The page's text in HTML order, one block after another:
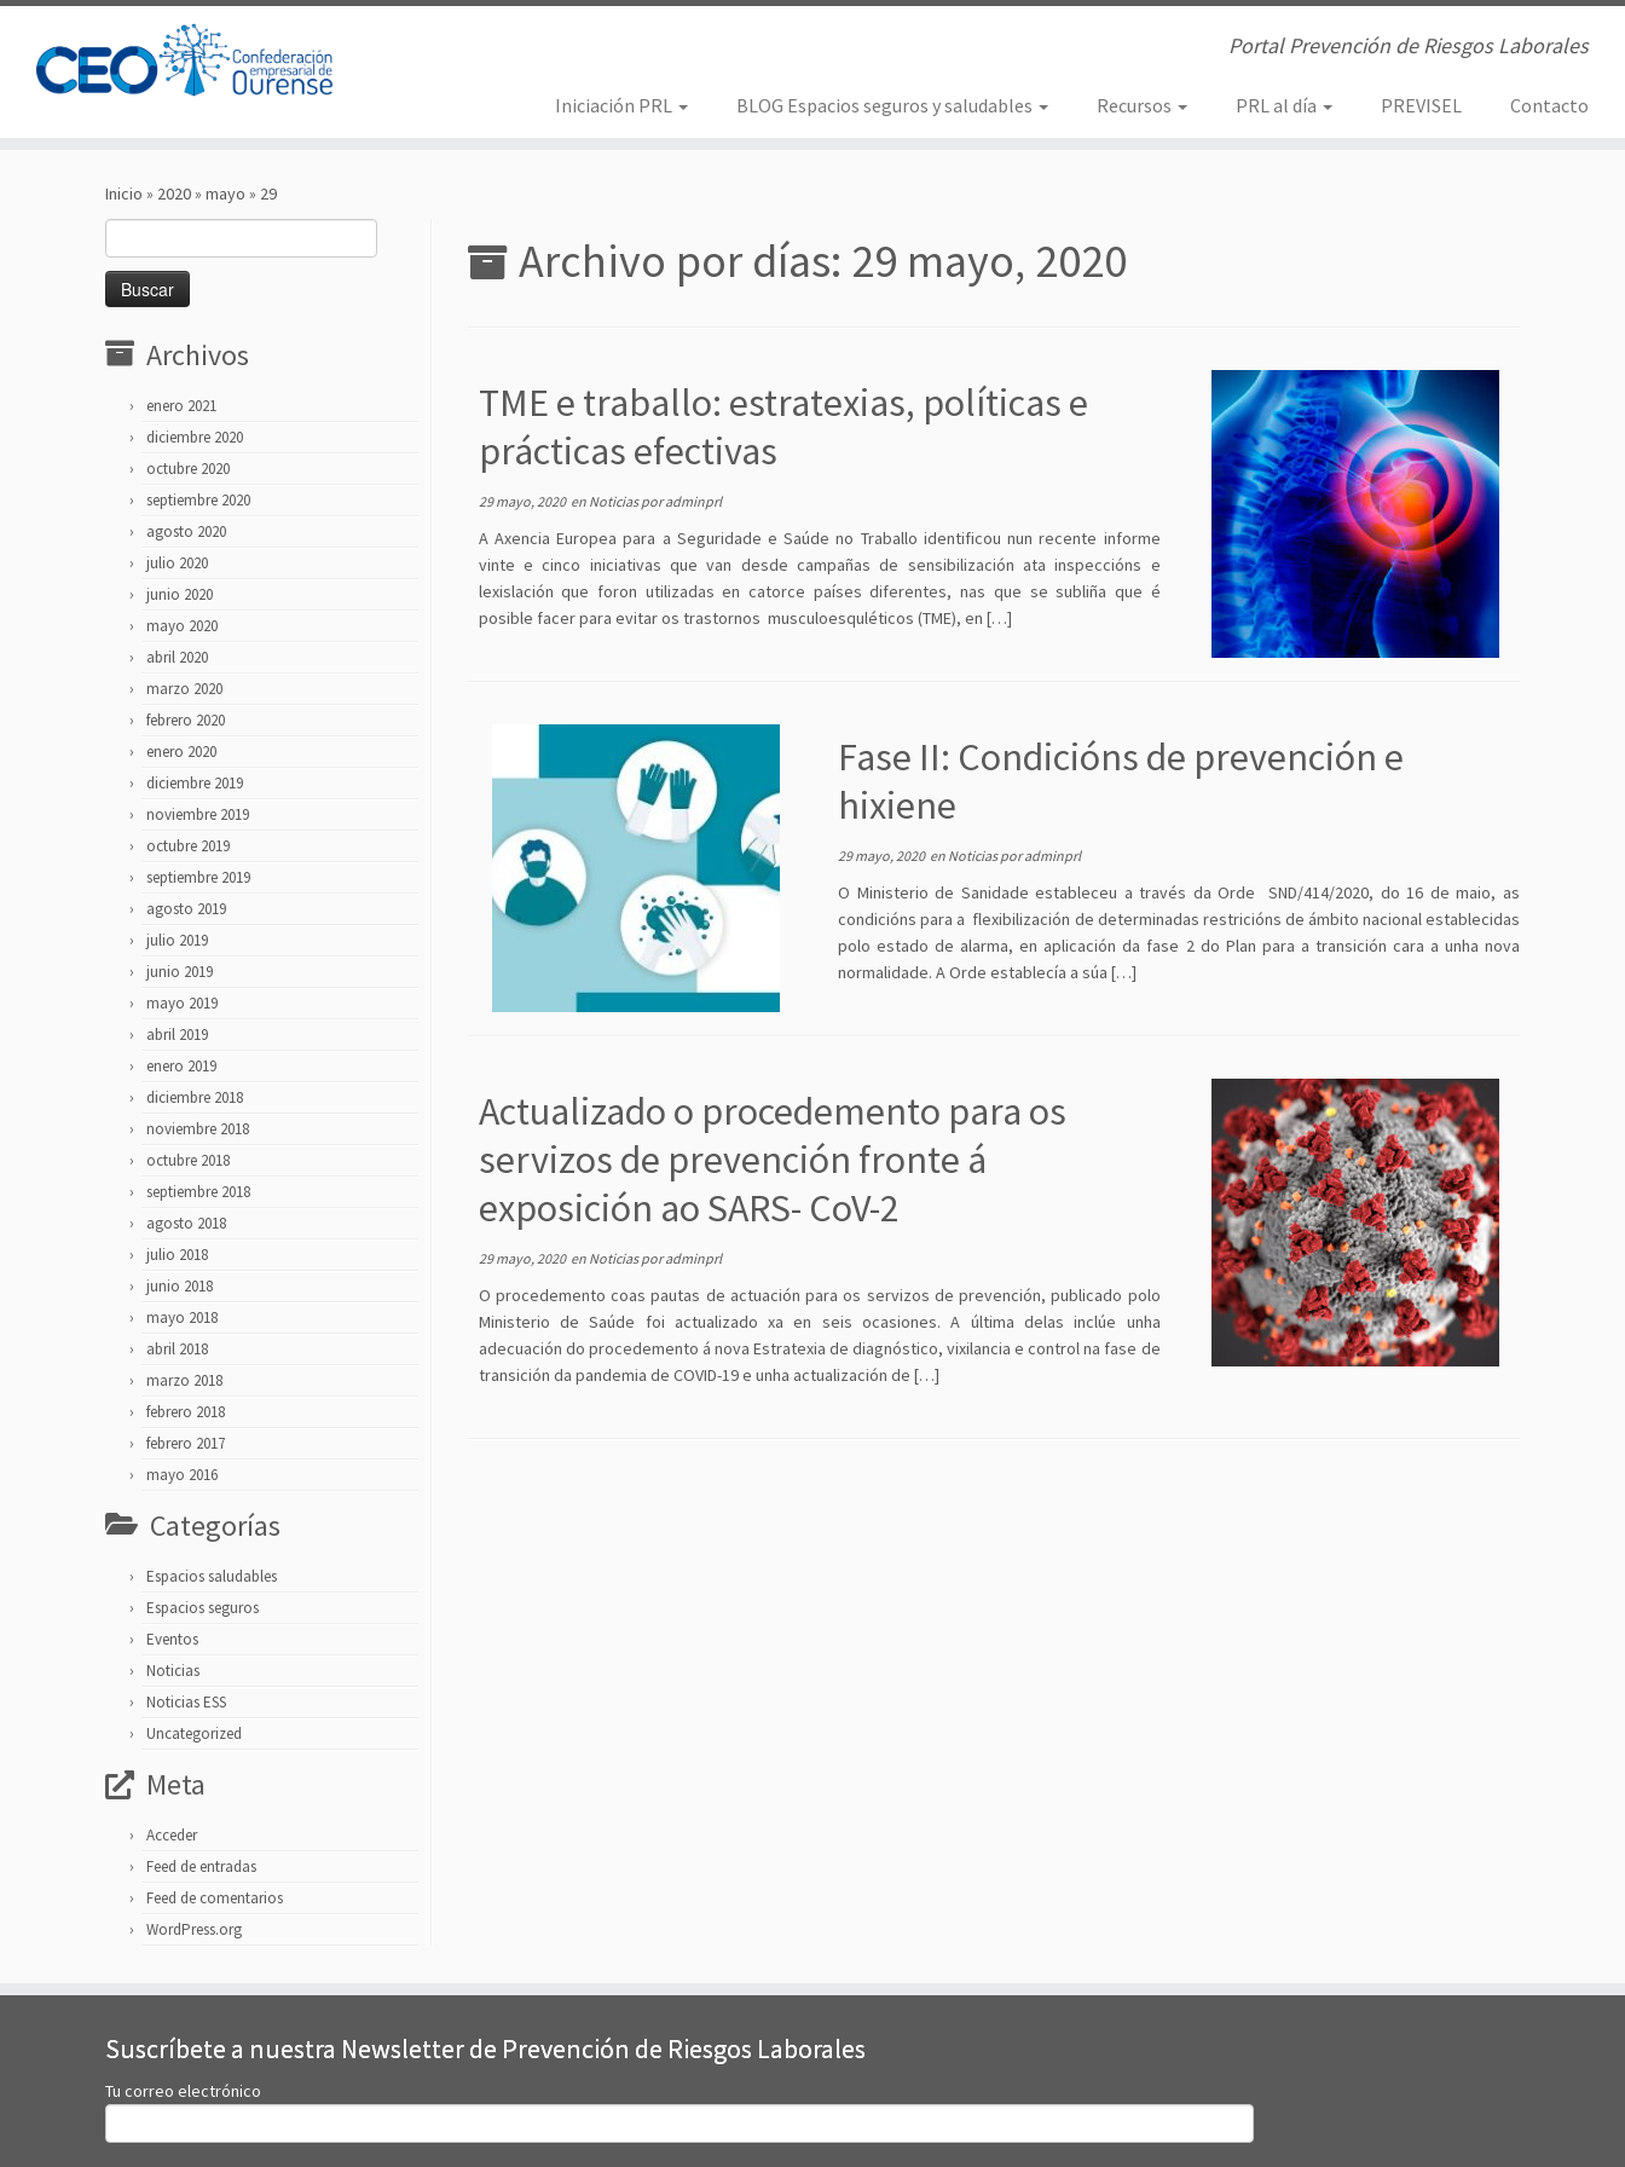
Portal Prevención de Riesgos Laborales
Iniciación PRL BLOG Espacios seguros y saludables Recursos PRL al día PREVISEL Contacto
Inicio » 2020» mayo » 29
Archivos
enero 2021
diciembre 2020
octubre 2020
septiembre 2020
agosto 2020
julio 2020
junio 2020
mayo 2020
abril 2020
marzo 2020
febrero 2020
enero 2020
diciembre 2019
noviembre 2019
octubre 2019
septiembre 2019
agosto 2019
julio 2019
junio 2019
mayo 2019
abril 2019
enero 2019
diciembre 2018
noviembre 2018
octubre 2018
septiembre 2018
agosto 2018
julio 2018
junio 2018
mayo 2018
abril 2018
marzo 2018
febrero 2018
febrero 2017
mayo 2016
Categorías
Espacios saludables
Espacios seguros
Eventos
Noticias
Noticias ESS
Uncategorized
Meta
Acceder
Feed de entradas
Feed de comentarios
WordPress.org
Archivo por días: 29 mayo, 2020
TME e traballo: estratexias, políticas e
prácticas efectivas
29 mayo, 2020en Noticiasporadminprl
A Axencia Europea para a Seguridade e Saúde no Traballo identificou nun recente informe
vinte e cinco iniciativas que van desde campañas de sensibilización ata inspeccións e
lexislación que foron utilizadas en catorce países diferentes, nas que se subliña que é
posible facer para evitar os trastornos musculoesquléticos (TME), en […]
Fase II: Condicións de prevención e
hixiene
29 mayo, 2020en Noticiasporadminprl
O Ministerio de Sanidade estableceu a través da Orde SND/414/2020, do 16 de maio, as
condicións para a flexibilización de determinadas restricións de ámbito nacional establecidas
polo estado de alarma, en aplicación da fase 2 do Plan para a transición cara a unha nova
normalidade. A Orde establecía a súa […]
Actualizado o procedemento para os
servizos de prevención fronte á
exposición ao SARS- CoV-2
29 mayo, 2020en Noticiasporadminprl
O procedemento coas pautas de actuación para os servizos de prevención, publicado polo
Ministerio de Saúde foi actualizado xa en seis ocasiones. A última delas inclúe unha
adecuación do procedemento á nova Estratexia de diagnóstico, vixilancia e control na fase de
transición da pandemia de COVID-19 e unha actualización de […]
Suscríbete a nuestra Newsletter de Prevención de Riesgos Laborales
Tu correo electrónico